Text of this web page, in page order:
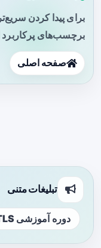
برای پیدا کردن
برچسب‌های پرکاربرد
صفحه اصلی
تبلیغات متنی
دوره آموزشی ATLS